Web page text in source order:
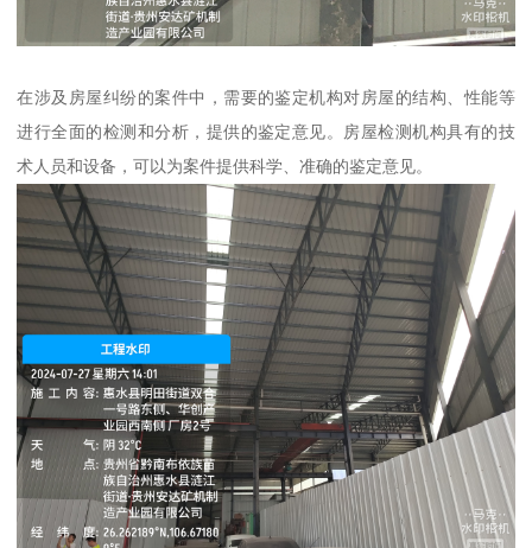
在涉及房屋纠纷的案件中，需要的鉴定机构对房屋的结构、性能等
进行全面的检测和分析，提供的鉴定意见。房屋检测机构具有的技
术人员和设备，可以为案件提供科学、准确的鉴定意见。